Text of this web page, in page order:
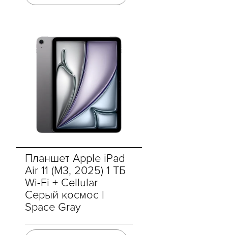
Планшет Apple iPad
Air 11 (M3, 2025) 1 ТБ
Wi-Fi + Cellular
Cерый космос |
Space Gray